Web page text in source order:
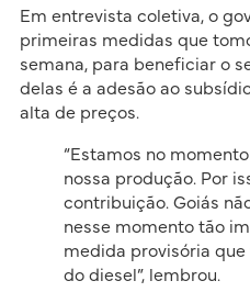
Em entrevista coletiva, o
primeiras medidas que
semana, para beneficiar o
delas é a adesão ao
alta de preços.
“Estamos no
nossa produção. Por
contribuição. Goiás
nesse momento tão
medida provisória que
do diesel”, lembrou.